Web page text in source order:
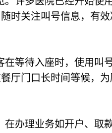
时关注叫号信息，有效
在等待入座时，使用叫
厅门口长时间等候，为
在办理业务如开户、取